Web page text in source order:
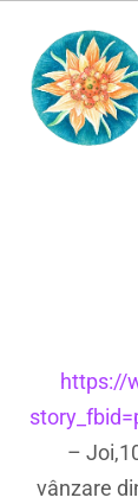
https://
–
vânzare